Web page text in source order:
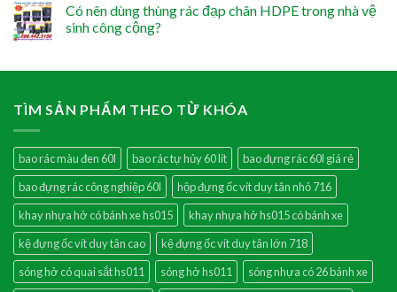
Có nên dùng thùng rác đạp chân HDPE trong nhà vệ
sinh công cộng?
TÌM SẢN PHẨM THEO TỪ KHÓA
bao rác màu đen 60l bao rác tự hủy 60 lít
bao đựng rác 60l giá rẻ
bao đựng rác công nghiệp 60l
hộp đựng ốc vít duy tân nhỏ 716
khay nhựa hở có bánh xe hs015
khay nhựa hở hs015 có bánh xe
kệ đựng ốc vít duy tân cao
kệ đựng ốc vít duy tân lớn 718
sóng hở có quai sắt hs011
sóng hở hs011
sóng nhựa có 26 bánh xe